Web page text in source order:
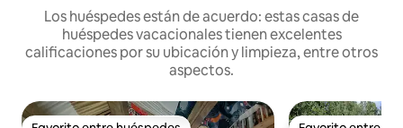
Los huéspedes están de acuerdo: estas casas de
huéspedes vacacionales tienen excelentes
calificaciones por su ubicación y limpieza, entre otros
aspectos.